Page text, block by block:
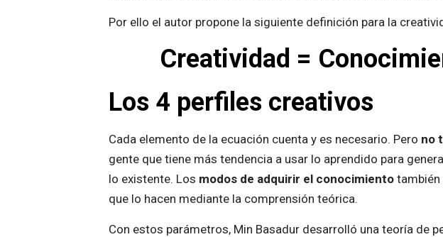
Por ello el autor propone la siguiente definición para la
Creatividad =
Los 4 perfiles creativos
Cada elemento de la ecuación cuenta y es necesario. Pero no
gente que tiene más tendencia a usar lo aprendido para
lo existente. Los modos de adquirir el conocimientotambién
que lo hacen mediante la comprensión teórica.
Con estos parámetros, Min Basadur desarrolló una teoría de